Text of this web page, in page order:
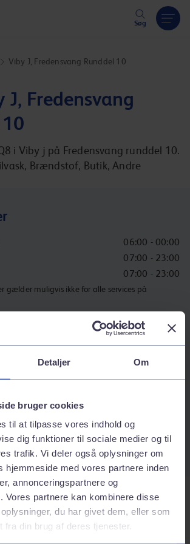
Detaljer Om
bruger cookies
til at tilpasse vores indhold og
dig funktioner til sociale medier og til
trafik. Vi deler også oplysninger om
hjemmeside med vores partnere inden
annonceringspartnere og
Vores partnere kan kombinere disse
du har givet dem, eller som
fra din brug af deres tjenester.
Søg
Viby J, Fredensvang Runddel 10
J, Fredensvang
i Viby j på Fredensvang runddel 10.
Brændstof, Butik, Andre
06:00 - 00:00
07:00 - 23:00
07:00 - 23:00
gælder muligvis ikke for alle services på
10
stationen